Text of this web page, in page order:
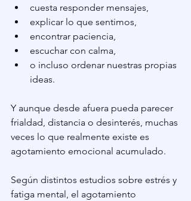
cuesta responder mensajes,
explicar lo que sentimos,
encontrar paciencia,
escuchar con calma,
o incluso ordenar nuestras propias
ideas.
Y aunque desde afuera pueda parecer
frialdad, distancia o desinterés, muchas
veces lo que realmente existe es
agotamiento emocional acumulado.
Según distintos estudios sobre estrés y
fatiga mental, el agotamiento